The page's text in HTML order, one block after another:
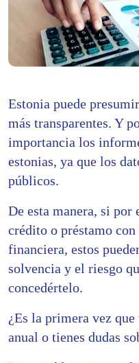
Estonia puede
más transparentes. Y
importancia los
estonias, ya que los
públicos.
De esta manera, si
crédito o préstamo
financiera, estos
solvencia y el riesgo
concedértelo.
¿Es la primera vez
anual o tienes dudas